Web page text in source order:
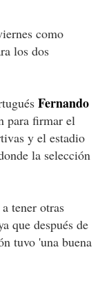
como
los dos
Fernando
para firmar el
y el estadio
la selección
tener otras
que después de
tuvo 'una buena